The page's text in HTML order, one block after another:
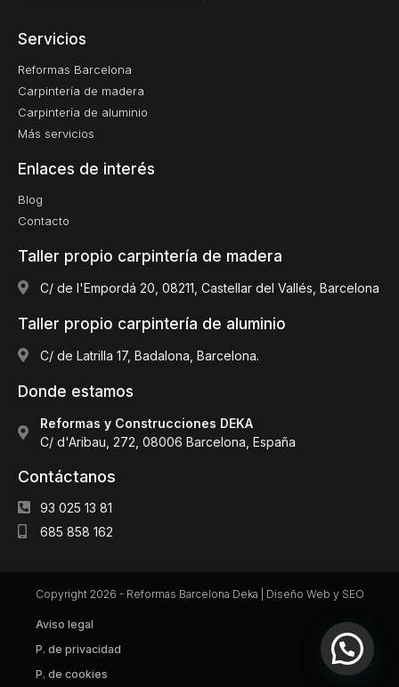
Servicios
Reformas Barcelona
Carpintería de madera
Carpintería de aluminio
Más servicios
Enlaces de interés
Blog
Contacto
Taller propio carpintería de madera
C/ de l'Empordá 20, 08211, Castellar del Vallés, Barcelona
Taller propio carpintería de aluminio
C/ de Latrilla 17, Badalona, Barcelona.
Donde estamos
Reformas y Construcciones DEKA
C/ d'Aribau, 272, 08006 Barcelona, España
Contáctanos
93 025 13 81
685 858 162
Copyright 2026 - Reformas Barcelona Deka | Diseño Web y SEO
Aviso legal
P. de privacidad
P. de cookies